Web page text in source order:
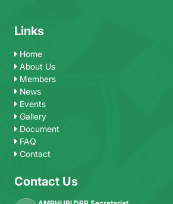
Links
Home
About Us
Members
News
Events
Gallery
Document
FAQ
Contact
Contact Us